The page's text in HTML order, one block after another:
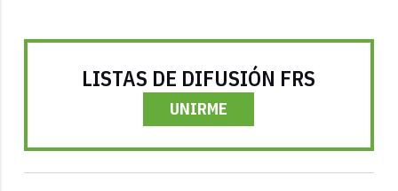
LISTAS DE DIFUSIÓN FRS
UNIRME